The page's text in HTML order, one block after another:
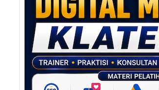
Narasumber
Digital Marketing
Klaten: Membantu
UMKM dan SDM
Lokal Naik Kelas
Melalui Strategi
Digital